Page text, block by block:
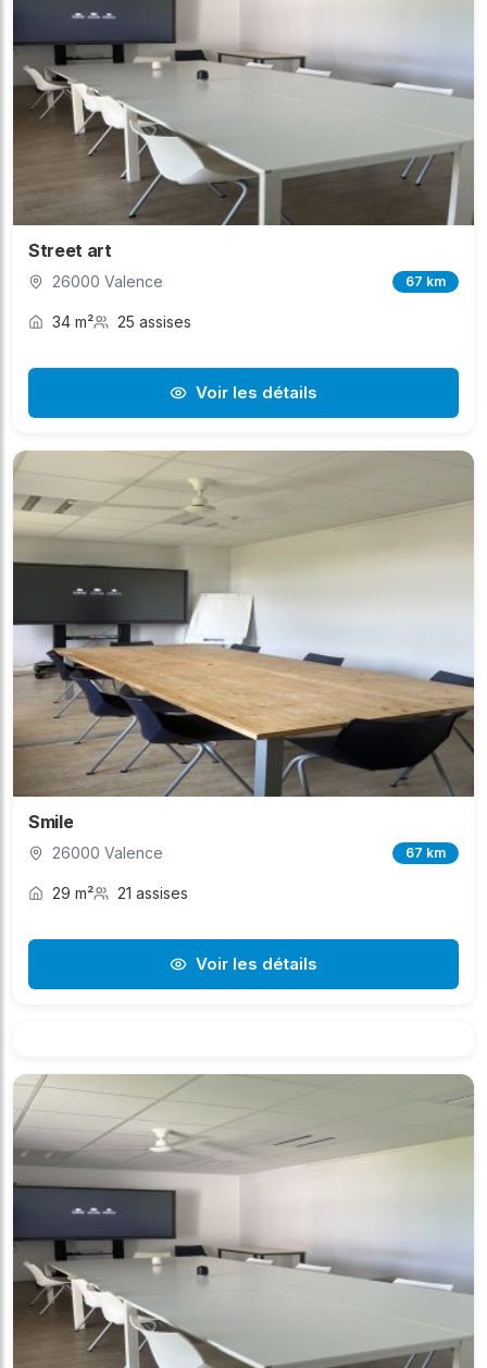
Street art
26000 Valence 67 km
34 m² 25 assises
Voir les détails
Smile
26000 Valence 67 km
29 m² 21 assises
Voir les détails